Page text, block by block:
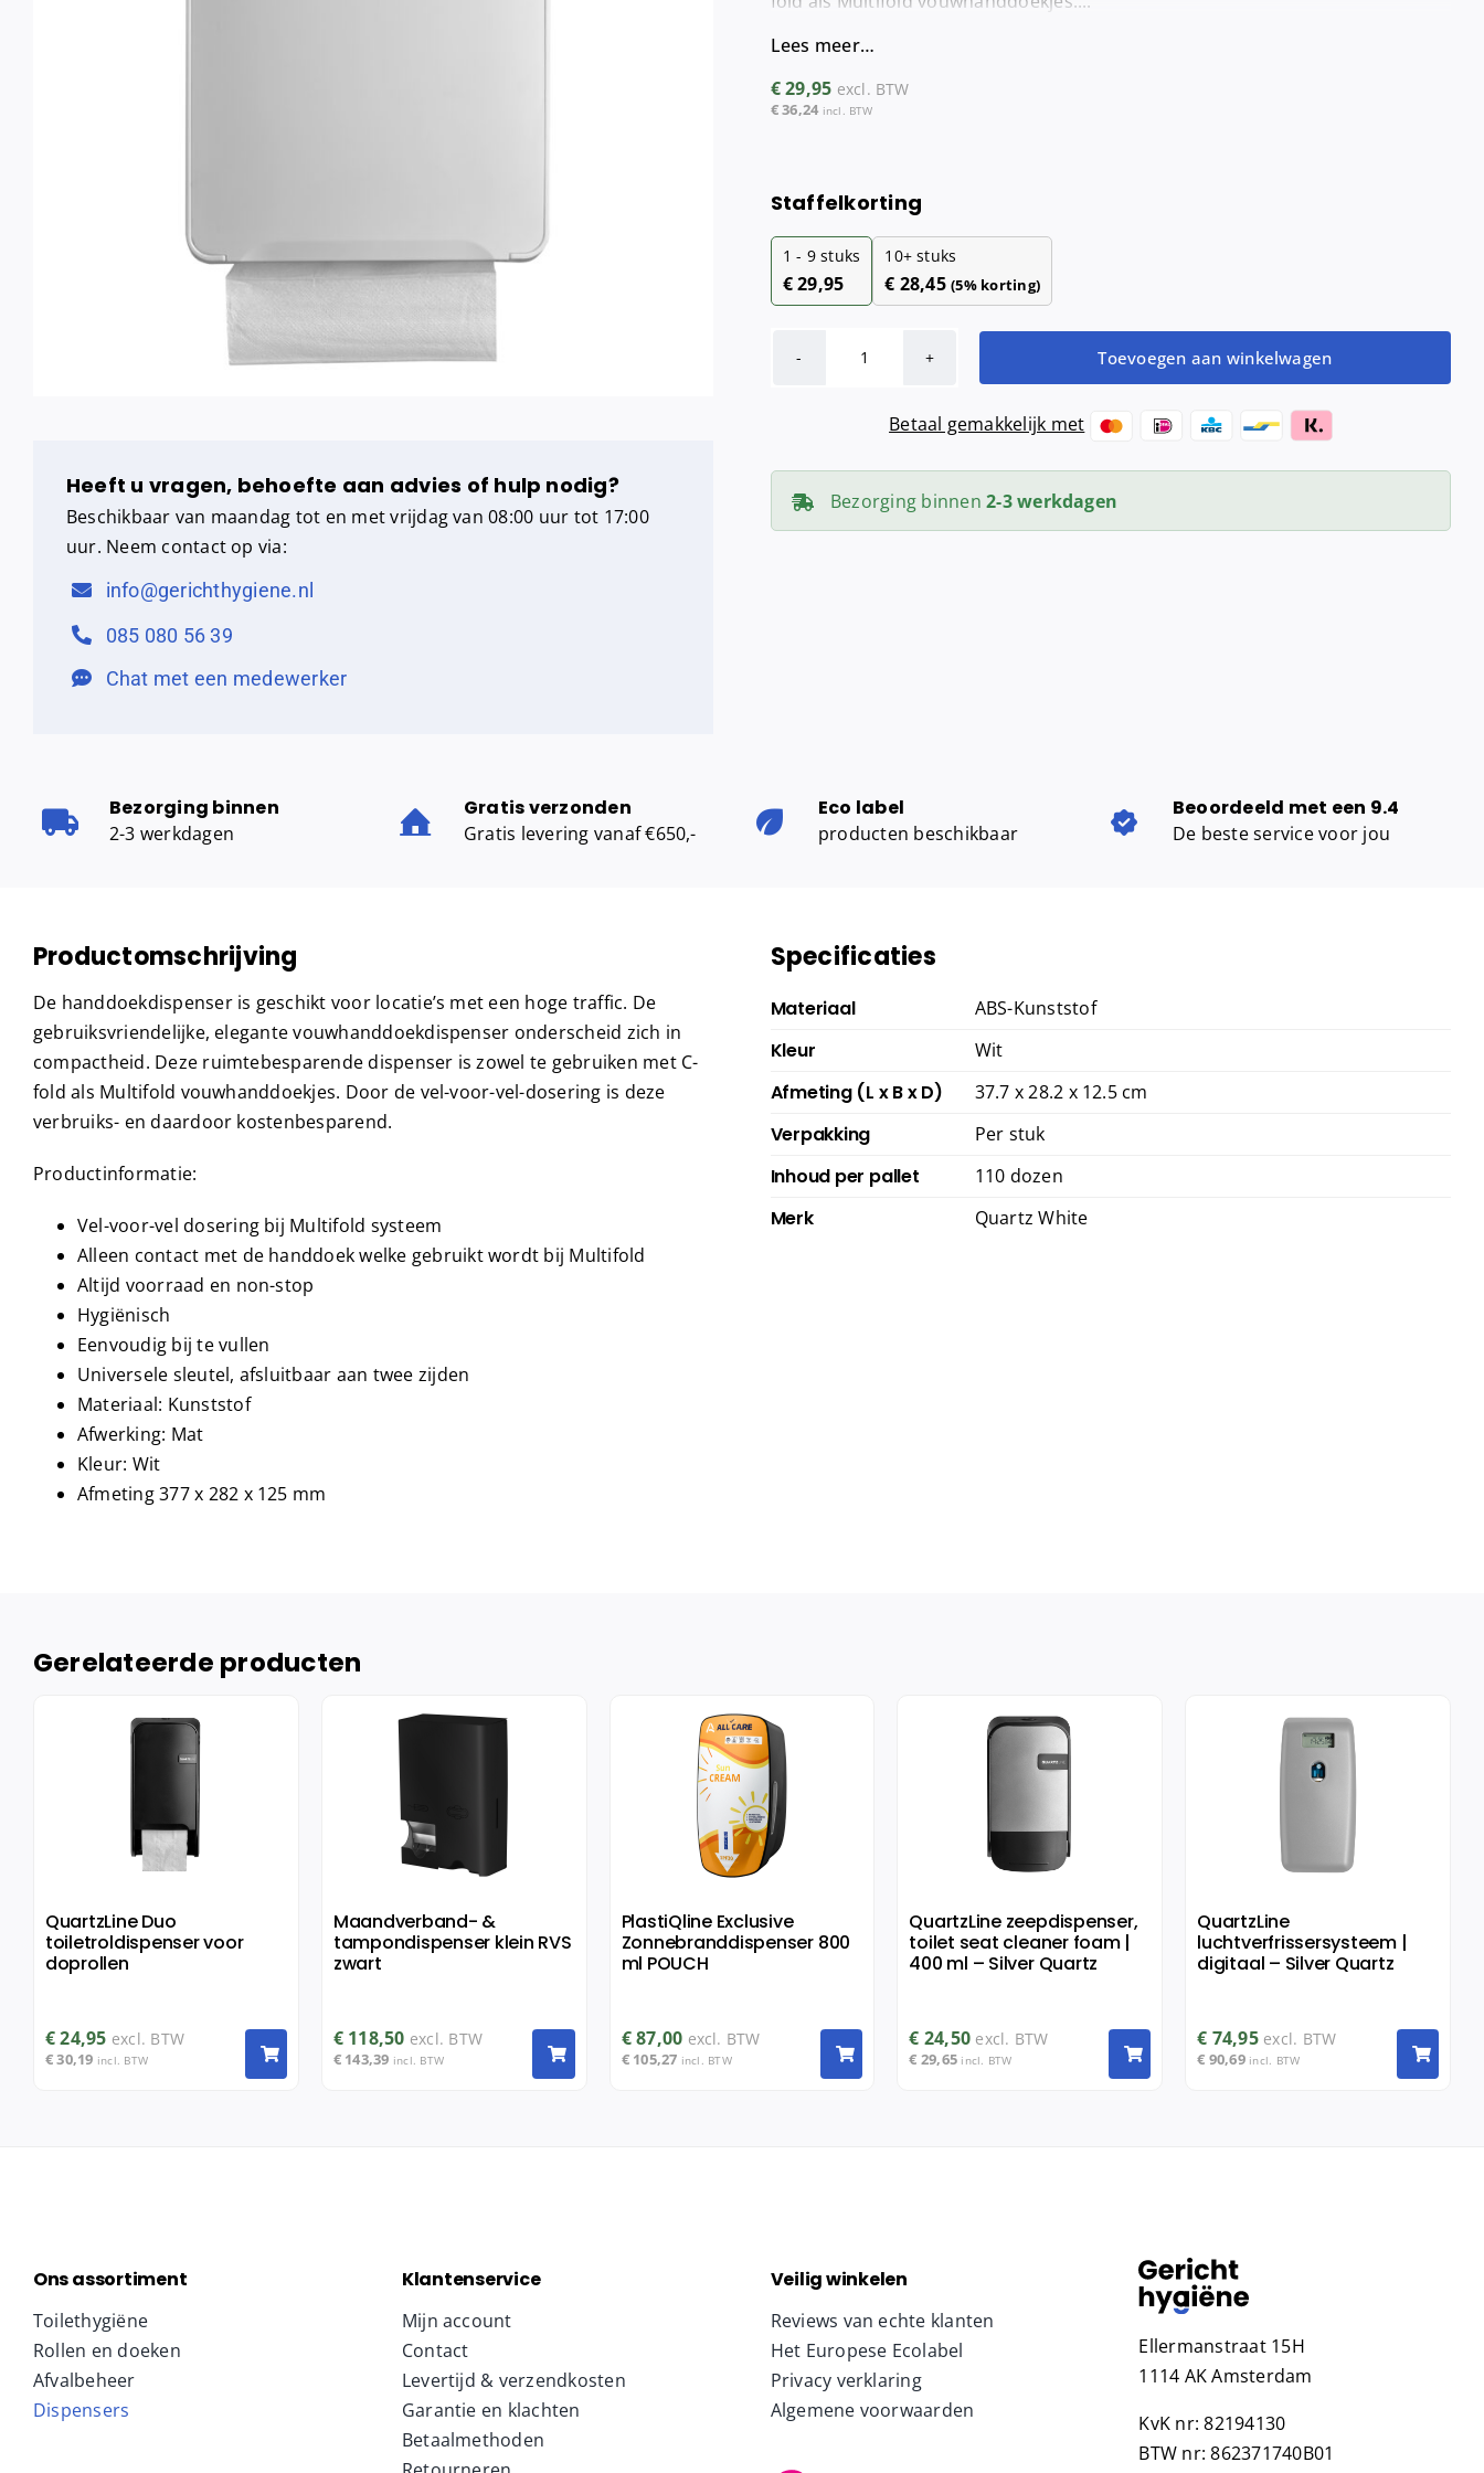
Heeft u vragen, behoefte aan advies of hulp nodig?
Beschikbaar van maandag tot en met vrijdag van 08:00 uur tot 17:00
uur. Neem contact op via:
info@gerichthygiene.nl
085 080 56 39
Chat met een medewerker
Lees meer…
€29,95 excl. BTW
€36,24 incl. BTW
Staffelkorting
1 - 9stuks
€29,95
10+ stuks
€ 28,45 (5% korting)
QuartzLine
fold
Toevoegen aan winkelwagen
Betaal gemakkelijk met
Bezorging binnen2-3 werkdagen
Bezorging binnen
2-3 werkdagen
Gratis verzonden
Gratis levering vanaf €650,-
Eco label
producten beschikbaar
Beoordeeld met een 9.4
De beste service voor jou
Productomschrijving
De handdoekdispenser is geschikt voor locatie’s met een hoge traffic. De
gebruiksvriendelijke, elegante vouwhanddoekdispenser onderscheid zich in
compactheid. Deze ruimtebesparende dispenser is zowel te gebruiken met C-
fold als Multifold vouwhanddoekjes. Door de vel-voor-vel-dosering is deze
verbruiks- en daardoor kostenbesparend.
Productinformatie:
Vel-voor-vel dosering bij Multifold systeem
Alleen contact met de handdoek welke gebruikt wordt bij Multifold
Altijd voorraad en non-stop
Hygiënisch
Eenvoudig bij te vullen
Universele sleutel, afsluitbaar aan twee zijden
Materiaal: Kunststof
Afwerking: Mat
Kleur: Wit
Afmeting 377 x 282 x 125 mm
Specificaties
Materiaal ABS-Kunststof
Kleur Wit
Afmeting (L x B x D) 37.7 x 28.2 x 12.5 cm
Verpakking Per stuk
Inhoud per pallet 110 dozen
Merk Quartz White
Gerelateerde producten
QuartzLine Duo
toiletroldispenser voor
doprollen
€24,95 excl. BTW
€30,19 incl. BTW
Maandverband- &
tampondispenser klein RVS
zwart
€ 118,50 excl. BTW
€ 143,39 incl. BTW
PlastiQline Exclusive
Zonnebranddispenser 800
ml POUCH
€87,00 excl. BTW
€105,27 incl. BTW
QuartzLine zeepdispenser,
toilet seat cleaner foam |
400 ml – Silver Quartz
€ 24,50 excl. BTW
€ 29,65 incl. BTW
QuartzLine
luchtverfrissersysteem |
digitaal – Silver Quartz
€ 74,95 excl. BTW
€ 90,69 incl. BTW
Ons assortiment
Toilethygiëne
Rollen en doeken
Afvalbeheer
Dispensers
Klantenservice
Mijn account
Contact
Levertijd & verzendkosten
Garantie en klachten
Betaalmethoden
Veilig winkelen
Reviews van echte klanten
Het Europese Ecolabel
Privacy verklaring
Algemene voorwaarden
Ellermanstraat 15H
1114 AK Amsterdam
KvK nr: 82194130
BTW nr: 862371740B01